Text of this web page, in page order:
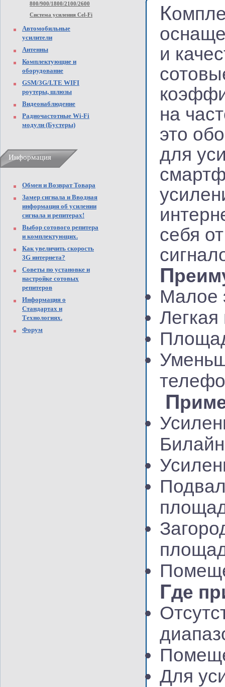
800/900/1800/2100/2600
Система усиления Cel-Fi
Автомобильные
усилители
Антенны
Комплектующие и
оборудование
GSM/3G/LTE WIFI
роутеры, шлюзы
Видеонаблюдение
Радиочастотные Wi-Fi
модули (Бустеры)
Информация
Обмен и Возврат Товара
Замер сигнала и Вводная
информация об усилении
сигнала и репитерах!
Выбор сотового репитера
и комплектующих.
Как увеличить скорость
3G интернета?
Советы по установке и
настройке сотовых
репитеров
Информация о
Стандартах и
Технологиях.
Форум
К
и
на
это
для
себя
П
Малое
Легкая
П
Где
Для